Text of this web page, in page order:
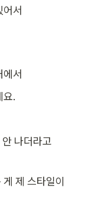
어서
에서
요.
나더라고
제 스타일이